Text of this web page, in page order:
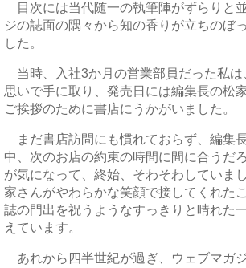
目次には当代随一の執筆陣がずらりと
ジの誌面の隅々から知の香りが立ちのぼ
した。
当時、入社3か月の営業部員だった私は
思いで手に取り、発売日には編集長の松
ご挨拶のために書店にうかがいました。
まだ書店訪問にも慣れておらず、編集
中、次のお店の約束の時間に間に合うだ
が気になって、終始、そわそわしていま
家さんがやわらかな笑顔で接してくれた
誌の門出を祝うようなすっきりと晴れた
えています。
あれから四半世紀が過ぎ、ウェブマガ